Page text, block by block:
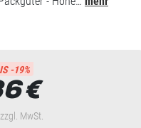
-19%
€
MwSt.